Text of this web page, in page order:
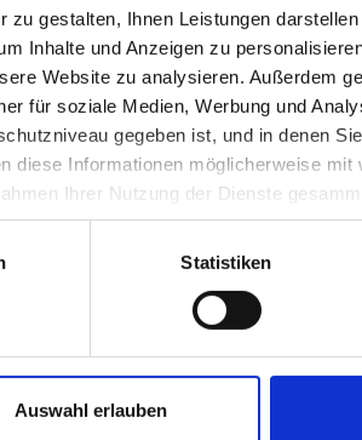
gestalten, Ihnen Leistungen
Inhalte und Anzeigen zu
Website zu analysieren. Außerdem
für soziale Medien, Werbung und
gegeben ist, und in denen
diese Informationen möglicherweise mit
Ihrer Nutzung der Dienste
Statistiken
Auswahl erlauben
Stift Melk wurde
klösterlicher Kultur in
Bis
es nichts von seiner
Die
Süden
Der aus
Johann
Das
die Stadt